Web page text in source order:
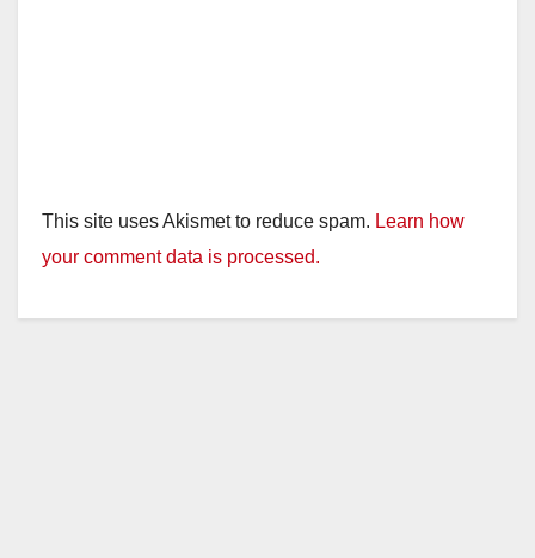
This site uses Akismet to reduce spam. Learn how
your comment data is processed.